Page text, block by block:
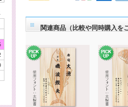
関連商品（比較や同時購入を